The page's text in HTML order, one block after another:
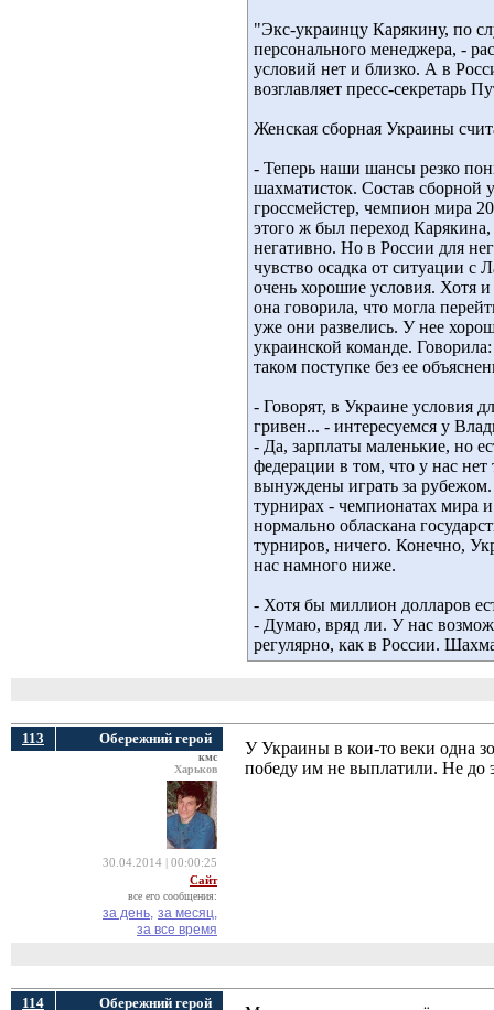
"Экс-украинцу Карякину, по
персонального менеджера, -
условий нет и близко. А в
возглавляет пресс-
Женская сборная Украины
- Теперь наши шансы резко
шахматисток. Состав сборной
гроссмейстер, чемпион мира
этого ж был переход
негативно. Но в России для
чувство осадка от ситуации с
очень хорошие условия. Хотя
она говорила, что могла
уже они развелись. У нее
украинской команде.
таком поступке без ее
- Говорят, в Украине условия
гривен... - интересуемся у
- Да, зарплаты маленькие, но
федерации в том, что у нас
вынуждены играть за
турнирах - чемпионатах мира
нормально обласкана
турниров, ничего. Конечно,
нас намного ниже.
- Хотя бы миллион долларов
- Думаю, вряд ли. У нас
регулярно, как в России.
113 Обережний герой
кмс
Харьков
30.04.2014 | 00:00:25
Сайт
все его сообщения:
за день, за месяц,
за все время
У Украины в кои-то веки одна
победу им не выплатили. Не до
114 Обережний герой